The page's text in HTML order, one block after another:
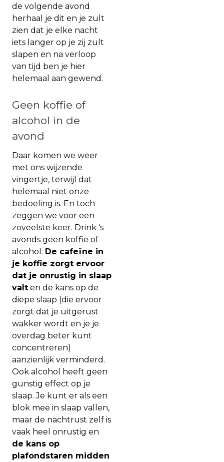
de volgende avond
herhaal je dit en je zult
zien dat je elke nacht
iets langer op je zij zult
slapen en na verloop
van tijd ben je hier
helemaal aan gewend.
Geen koffie of
alcohol in de
avond
Daar komen we weer
met ons wijzende
vingertje, terwijl dat
helemaal niet onze
bedoeling is. En toch
zeggen we voor een
zoveelste keer. Drink ‘s
avonds geen koffie of
alcohol. De cafeïne in
je koffie zorgt ervoor
dat je onrustig in slaap
valt en de kans op de
diepe slaap (die ervoor
zorgt dat je uitgerust
wakker wordt en je je
overdag beter kunt
concentreren)
aanzienlijk verminderd.
Ook alcohol heeft geen
gunstig effect op je
slaap. Je kunt er als een
blok mee in slaap vallen,
maar de nachtrust zelf is
vaak heel onrustig en
de kans op
plafondstaren midden